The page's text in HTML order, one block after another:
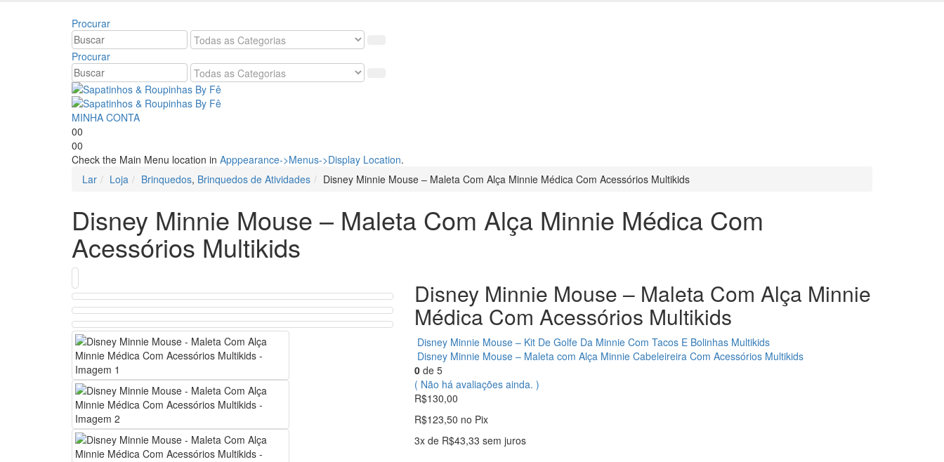
Procurar
Procurar
MINHA CONTA
00
00
Check the Main Menu location in Apppearance->Menus->Display Location.
Lar
Loja Brinquedos, Brinquedos de Atividades Disney Minnie Mouse – Maleta Com Alça Minnie Médica Com Acessórios Multikids
Disney Minnie Mouse – Maleta Com Alça Minnie Médica Com
Acessórios Multikids
Disney Minnie Mouse – Maleta Com Alça Minnie
Médica Com Acessórios Multikids
Disney Minnie Mouse – Kit De Golfe Da Minnie Com Tacos E Bolinhas Multikids
Disney Minnie Mouse – Maleta com Alça Minnie Cabeleireira Com Acessórios Multikids
0de 5
( Não há avaliações ainda. )
R$130,00
R$123,50 no Pix
3x de R$43,33 sem juros